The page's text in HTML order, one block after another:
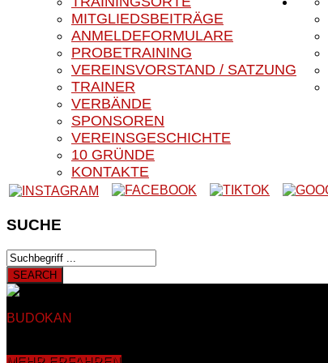
MITGLIEDSBEITRÄGE
ANMELDEFORMULARE
PROBETRAINING
VEREINSVORSTAND / SATZUNG
TRAINER
VERBÄNDE
SPONSOREN
VEREINSGESCHICHTE
10 GRÜNDE
KONTAKTE
SUCHE
BUDOKAN